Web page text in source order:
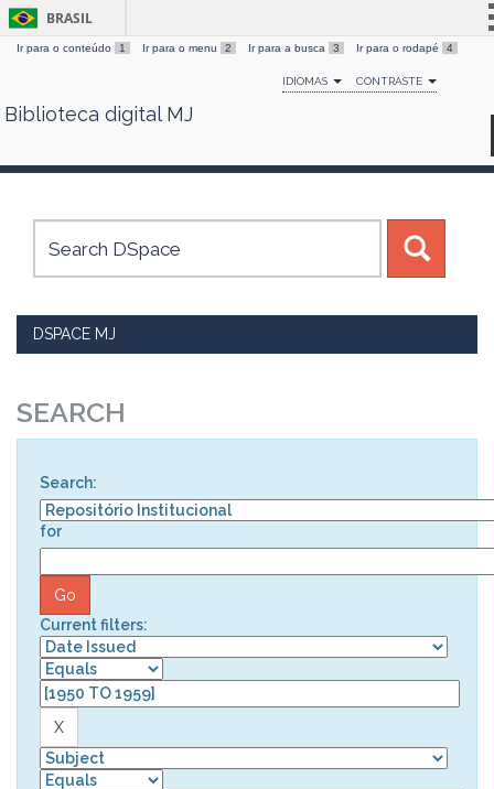
Skip
BRASIL
Simplifique!
Comunica BR
Canais
Ir para o conteúdo 1 Ir para o menu 2 Ir para a busca 3 Ir para o rodapé 4
IDIOMAS CONTRASTE
Biblioteca digital MJ
DSPACE MJ
SEARCH
Search:
for
Current filters: